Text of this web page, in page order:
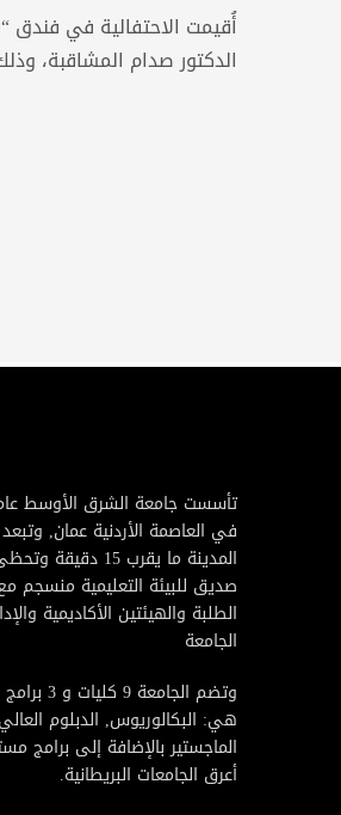
أُقيمت الاحتفالية في فندق
الدكتور صدام المشاقبة،
في العاصمة الأردنية عمان,
المدينة ما يقرب 15
صديق للبيئة التعليمية منسجم
الطلبة والهيئتين الأكاديمية
الجامعة
وتضم الجامعة
هي: البكالوريوس, الدبلوم
الماجستير بالإضافة إلى برامج
أعرق الجامعات البريطانية.